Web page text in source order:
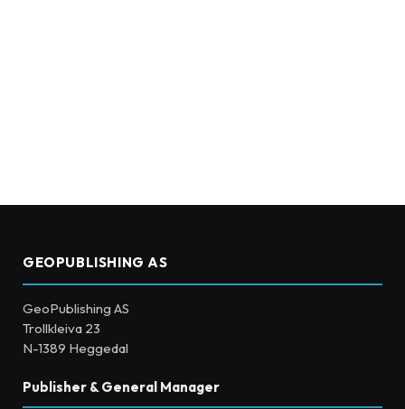
GEOPUBLISHING AS
GeoPublishing AS
Trollkleiva 23
N-1389 Heggedal
Publisher & General Manager